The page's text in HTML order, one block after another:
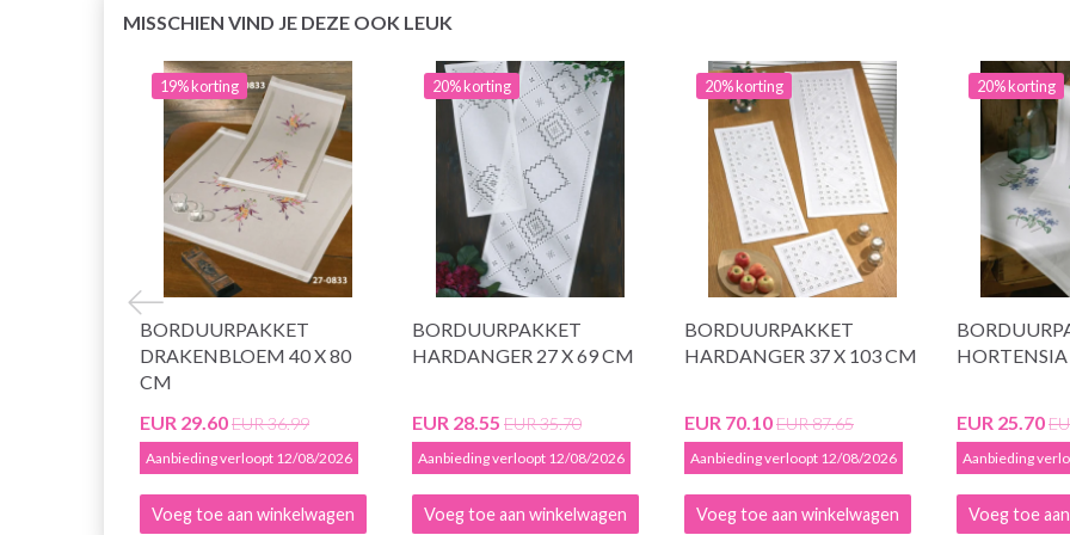
MISSCHIEN VIND JE DEZE OOK LEUK
19% korting
BORDUURPAKKET
DRAKENBLOEM 40 X 80
CM
EUR 29.60EUR 36.99
Aanbieding verloopt 12/08/2026
Voeg toe aan winkelwagen
20% korting
BORDUURPAKKET
HARDANGER 27 X 69 CM
EUR 28.55 EUR 35.70
Aanbieding verloopt 12/08/2026
Voeg toe aan winkelwagen
20% korting
BORDUURPAKKET
HARDANGER 37 X 103 CM
EUR 70.10EUR 87.65
Aanbieding verloopt 12/08/2026
Voeg toe aan winkelwagen
20% korting
EUR 25.70
Aanbieding
Voeg toe